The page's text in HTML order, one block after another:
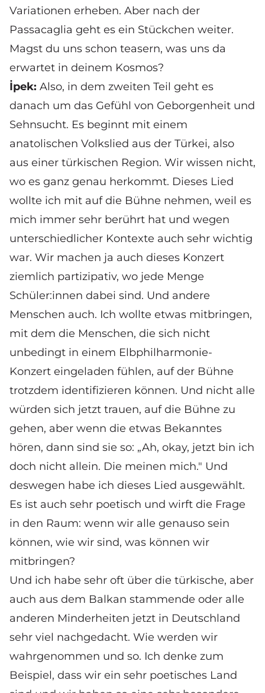
Variationen erheben. Aber nach der
Passacaglia geht es ein Stückchen weiter.
Magst du uns schon teasern, was uns da
erwartet in deinem Kosmos?
İpek: Also, in dem zweiten Teil geht es
danach um das Gefühl von Geborgenheit und
Sehnsucht. Es beginnt mit einem
anatolischen Volkslied aus der Türkei, also
aus einer türkischen Region. Wir wissen nicht,
wo es ganz genau herkommt. Dieses Lied
wollte ich mit auf die Bühne nehmen, weil es
mich immer sehr berührt hat und wegen
unterschiedlicher Kontexte auch sehr wichtig
war. Wir machen ja auch dieses Konzert
ziemlich partizipativ, wo jede Menge
Schüler:innen dabei sind. Und andere
Menschen auch. Ich wollte etwas mitbringen,
mit dem die Menschen, die sich nicht
unbedingt in einem Elbphilharmonie-
Konzert eingeladen fühlen, auf der Bühne
trotzdem identifizieren können. Und nicht alle
würden sich jetzt trauen, auf die Bühne zu
gehen, aber wenn die etwas Bekanntes
hören, dann sind sie so: „Ah, okay, jetzt bin ich
doch nicht allein. Die meinen mich." Und
deswegen habe ich dieses Lied ausgewählt.
Es ist auch sehr poetisch und wirft die Frage
in den Raum: wenn wir alle genauso sein
können, wie wir sind, was können wir
mitbringen?
Und ich habe sehr oft über die türkische, aber
auch aus dem Balkan stammende oder alle
anderen Minderheiten jetzt in Deutschland
sehr viel nachgedacht. Wie werden wir
wahrgenommen und so. Ich denke zum
Beispiel, dass wir ein sehr poetisches Land